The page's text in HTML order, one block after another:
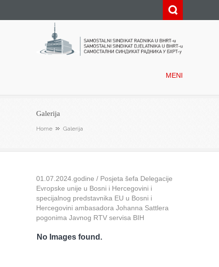
MENI
Galerija
Home Galerija
01.07.2024.godine / Posjeta šefa Delegacije
Evropske unije u Bosni i Hercegovini i
specijalnog predstavnika EU u Bosni i
Hercegovini ambasadora Johanna Sattlera
pogonima Javnog RTV servisa BIH
No Images found.